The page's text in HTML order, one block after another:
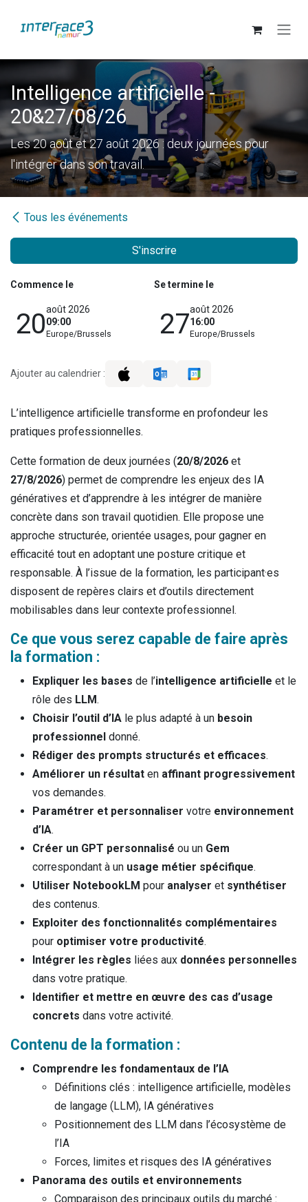
Intelligence artificielle -
20&27/08/26
Les 20 août et 27 août 2026 : deux journées pour
l'intégrer dans son travail.
Tous les événements
S'inscrire
Commence le
20août 2026
09:00
Europe/Brussels
Se termine le
27août 2026
16:00
Europe/Brussels
Ajouter au calendrier :
L’intelligence artificielle transforme en profondeur les
pratiques professionnelles.
Cette formation de deux journées (20/8/2026 et
27/8/2026) permet de comprendre les enjeux des IA
génératives et d’apprendre à les intégrer de manière
concrète dans son travail quotidien. Elle propose une
approche structurée, orientée usages, pour gagner en
efficacité tout en adoptant une posture critique et
responsable. À l’issue de la formation, les participant·es
disposent de repères clairs et d’outils directement
mobilisables dans leur contexte professionnel.
Ce que vous serez capable de faire après
la formation :
Expliquer les bases de l’intelligence artificielle et le
rôle des LLM.
Choisir l’outil d’IA le plus adapté à un besoin
professionnel donné.
Rédiger des prompts structurés et efficaces.
Améliorer un résultat en affinant progressivement
vos demandes.
Paramétrer et personnaliser votre environnement
d’IA.
Créer un GPT personnalisé ou un Gem
correspondant à un usage métier spécifique.
Utiliser NotebookLM pour analyser et synthétiser
des contenus.
Exploiter des fonctionnalités complémentaires
pour optimiser votre productivité.
Intégrer les règles liées aux données personnelles
dans votre pratique.
Identifier et mettre en œuvre des cas d’usage
concrets dans votre activité.
Contenu de la formation :
Comprendre les fondamentaux de l’IA
Définitions clés : intelligence artificielle, modèles
de langage (LLM), IA génératives
Positionnement des LLM dans l’écosystème de
l’IA
Forces, limites et risques des IA génératives
Panorama des outils et environnements
Comparaison des principaux outils du marché :